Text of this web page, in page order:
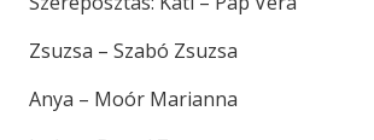
Zsuzsa – Szabó Zsuzsa
Anya – Moór Marianna